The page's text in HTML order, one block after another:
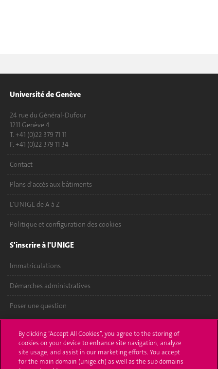
Université de Genève
24 rue du Général-Dufour
1211 Genève 4
T. +41 (0)22 379 71 11
F. +41 (0)22 379 11 34
Contact
Plans d'accès aux bâtiments
L'UNIGE de A à Z
Politique et configuration des cookies
S'inscrire à l'UNIGE
Immatriculations
Démarches administratives
Poser une question
UNIGE Mobile
Médias
By clicking “Accept All Cookies”, you agree to the storing of
cookies on your device to enhance site navigation, analyze
site usage, and assist in our marketing efforts. You accept
for the main domain (unige.ch) as well as the sub domains